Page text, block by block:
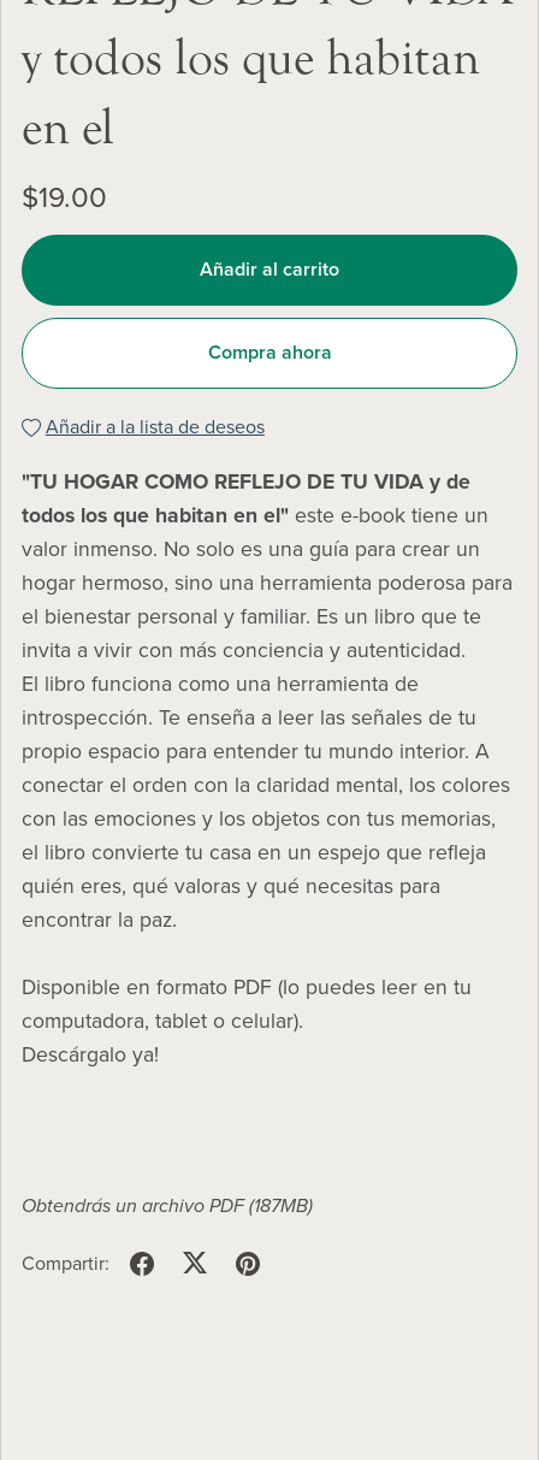
y todos los que habitan
en el
$19.00
Añadir al carrito
Compra ahora
Añadir a la lista de deseos
"TU HOGAR COMO REFLEJO DE TU VIDA y de
todos los que habitan en el"este e-book tiene un
valor inmenso. No solo es una guía para crear un
hogar hermoso, sino una herramienta poderosa para
el bienestar personal y familiar. Es un libro que te
invita a vivir con más conciencia y autenticidad.
El libro funciona como una herramienta de
introspección. Te enseña a leer las señales de tu
propio espacio para entender tu mundo interior. A
conectar el orden con la claridad mental, los colores
con las emociones y los objetos con tus memorias,
el libro convierte tu casa en un espejo que refleja
quién eres, qué valoras y qué necesitas para
encontrar la paz.
Disponible en formato PDF (lo puedes leer en tu
computadora, tablet o celular).
Descárgalo ya!
Obtendrás un archivo PDF(187MB)
Compartir: